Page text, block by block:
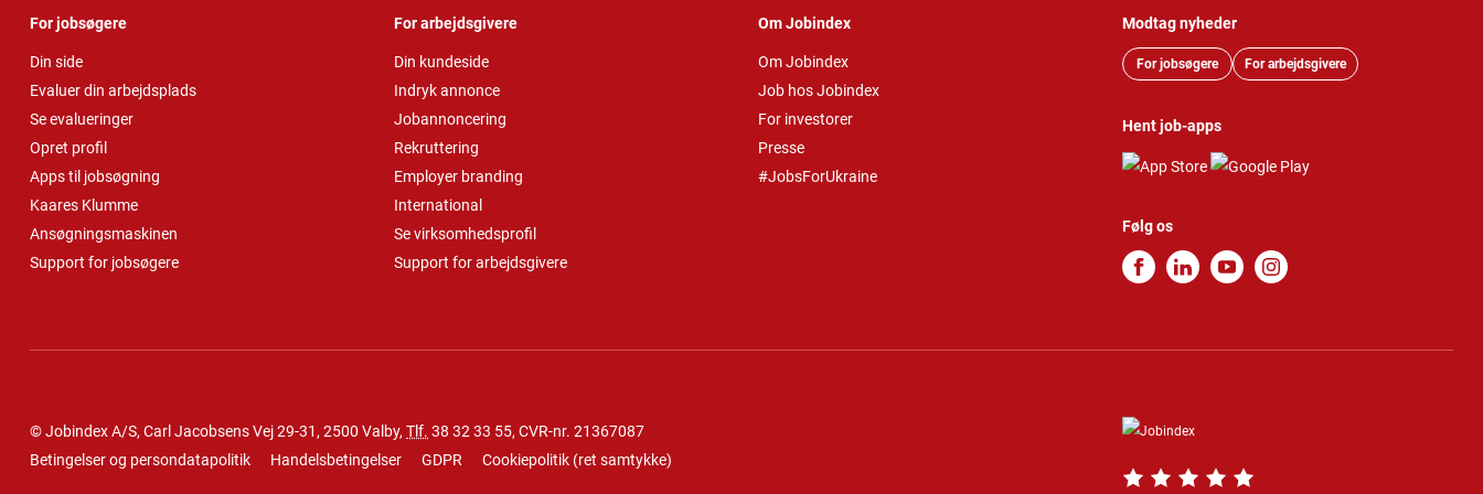
For jobsøgere
Din side
Evaluer din arbejdsplads
Se evalueringer
Opret profil
Apps til jobsøgning
Kaares Klumme
Ansøgningsmaskinen
Support for jobsøgere
For arbejdsgivere
Din kundeside
Indryk annonce
Jobannoncering
Rekruttering
Employer branding
International
Se virksomhedsprofil
Support for arbejdsgivere
Om Jobindex
Om Jobindex
Job hos Jobindex
For investorer
Presse
#JobsForUkraine
Modtag nyheder
For jobsøgere For arbejdsgivere
Hent job-apps
Følg os
© Jobindex A/S, Carl Jacobsens Vej 29-31, 2500 Valby, Tlf. 38 32 33 55, CVR-nr. 21367087
Betingelser og persondatapolitik
Handelsbetingelser GDPR Cookiepolitik (ret samtykke)